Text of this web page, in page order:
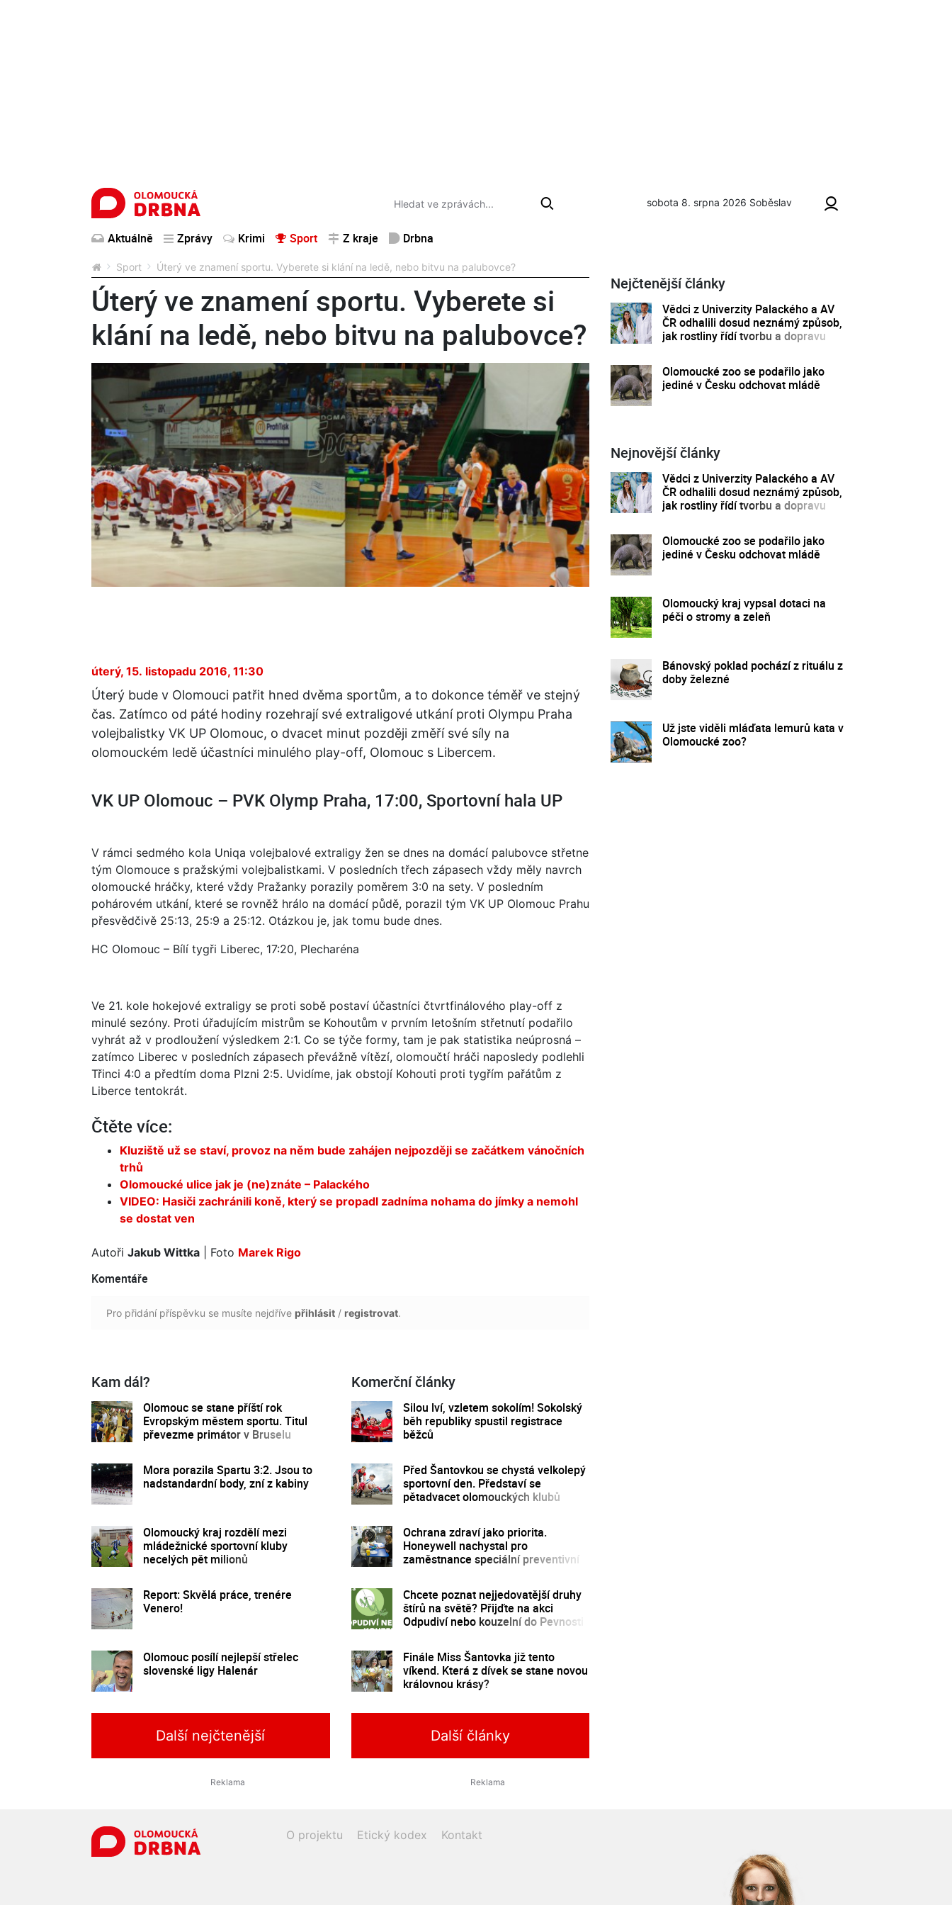
sobota 8. srpna 2026 Soběslav
Aktuálně Zprávy Krimi Sport Z kraje Drbna
Sport Úterý ve znamení sportu. Vyberete si klání na ledě, nebo bitvu na palubovce?
Úterý ve znamení sportu. Vyberete si
klání na ledě, nebo bitvu na palubovce?
úterý, 15. listopadu 2016, 11:30
Úterý bude v Olomouci patřit hned dvěma sportům, a to dokonce téměř ve stejný
čas. Zatímco od páté hodiny rozehrají své extraligové utkání proti Olympu Praha
volejbalistky VK UP Olomouc, o dvacet minut později změří své síly na
olomouckém ledě účastníci minulého play-off, Olomouc s Libercem.
VK UP Olomouc – PVK Olymp Praha, 17:00, Sportovní hala UP
V rámci sedmého kola Uniqa volejbalové extraligy žen se dnes na domácí palubovce střetne
tým Olomouce s pražskými volejbalistkami. V posledních třech zápasech vždy měly navrch
olomoucké hráčky, které vždy Pražanky porazily poměrem 3:0 na sety. V posledním
pohárovém utkání, které se rovněž hrálo na domácí půdě, porazil tým VK UP Olomouc Prahu
přesvědčivě 25:13, 25:9 a 25:12. Otázkou je, jak tomu bude dnes.
HC Olomouc – Bílí tygři Liberec, 17:20, Plecharéna
Ve 21. kole hokejové extraligy se proti sobě postaví účastníci čtvrtfinálového play-off z
minulé sezóny. Proti úřadujícím mistrům se Kohoutům v prvním letošním střetnutí podařilo
vyhrát až v prodloužení výsledkem 2:1. Co se týče formy, tam je pak statistika neúprosná –
zatímco Liberec v posledních zápasech převážně vítězí, olomoučtí hráči naposledy podlehli
Třinci 4:0 a předtím doma Plzni 2:5. Uvidíme, jak obstojí Kohouti proti tygřím pařátům z
Liberce tentokrát.
Čtěte více:
Kluziště už se staví, provoz na něm bude zahájen nejpozději se začátkem vánočních
trhů
Olomoucké ulice jak je (ne)znáte – Palackého
VIDEO: Hasiči zachránili koně, který se propadl zadníma nohama do jímky a nemohl
se dostat ven
Autoři Jakub Wittka | Foto Marek Rigo
Komentáře
Pro přidání příspěvku se musíte nejdříve přihlásit / registrovat.
Kam dál?
Olomouc se stane příští rok
Evropským městem sportu. Titul
převezme primátor v Bruselu
Mora porazila Spartu 3:2. Jsou to
nadstandardní body, zní z kabiny
Olomoucký kraj rozdělí mezi
mládežnické sportovní kluby
necelých pět milionů
Report: Skvělá práce, trenére
Venero!
Olomouc posílí nejlepší střelec
slovenské ligy Halenár
Komerční články
Silou lví, vzletem sokolím! Sokolský
běh republiky spustil registrace
běžců
Před Šantovkou se chystá velkolepý
sportovní den. Představí se
pětadvacet olomouckých klubů
Ochrana zdraví jako priorita.
Honeywell nachystal pro
zaměstnance speciální preventivní
Chcete poznat nejjedovatější druhy
štírů na světě? Přijďte na akci
Odpudiví nebo kouzelní do Pevnosti
Finále Miss Šantovka již tento
víkend. Která z dívek se stane novou
královnou krásy?
Další nejčtenější Další články
Nejčtenější články
Vědci z Univerzity Palackého a AV
ČR odhalili dosud neznámý způsob,
jak rostliny řídí tvorbu a dopravu
Olomoucké zoo se podařilo jako
jediné v Česku odchovat mládě
Nejnovější články
Vědci z Univerzity Palackého a AV
ČR odhalili dosud neznámý způsob,
jak rostliny řídí tvorbu a dopravu
Olomoucké zoo se podařilo jako
jediné v Česku odchovat mládě
Olomoucký kraj vypsal dotaci na
péči o stromy a zeleň
Bánovský poklad pochází z rituálu z
doby železné
Už jste viděli mláďata lemurů kata v
Olomoucké zoo?
O projektu Etický kodex Kontakt